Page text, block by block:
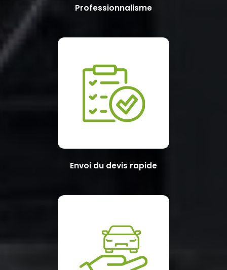
Professionnalisme
Envoi du devis rapide